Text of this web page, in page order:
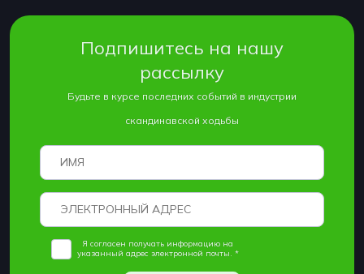
Подпишитесь на нашу
рассылку
Будьте в курсе последних событий в индустрии
скандинавской ходьбы
Я согласен получать информацию на
указанный адрес электронной почты. *